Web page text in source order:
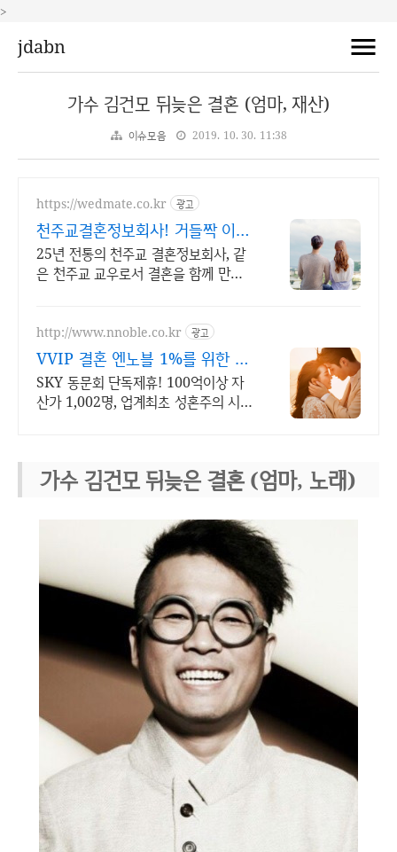
>
jdabn
가수 김건모 뒤늦은 결혼 (엄마, 재산)
이슈모음 2019. 10. 30. 11:38
https://wedmate.co.kr 광고
천주교결혼정보회사! 거들짝 이상
형 프로필 무료 받아보기
25년 전통의 천주교 결혼정보회사, 같
은 천주교 교우로서 결혼을 함께 만듭
http://www.nnoble.co.kr 광고
VVIP 결혼 엔노블 1%를 위한 상
류층 결정사
SKY 동문회 단독제휴! 100억이상 자
산가 1,002명, 업계최초 성혼주의 시행
가수 김건모 뒤늦은 결혼 (엄마, 노래)